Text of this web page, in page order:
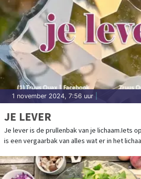
1 november 2024, 7:56 uur
JE LEVER
Je lever is de prullenbak van je lichaam.Iets
is een vergaarbak van alles wat er in het